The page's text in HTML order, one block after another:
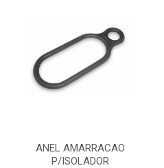
ANEL AMARRACAO
P/ISOLADOR